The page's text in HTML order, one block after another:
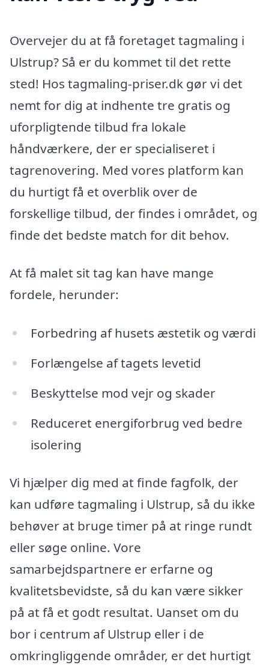
Overvejer du at få foretaget tagmaling i
Ulstrup? Så er du kommet til det rette
sted! Hos tagmaling-priser.dk gør vi det
nemt for dig at indhente tre gratis og
uforpligtende tilbud fra lokale
håndværkere, der er specialiseret i
tagrenovering. Med vores platform kan
du hurtigt få et overblik over de
forskellige tilbud, der findes i området, og
finde det bedste match for dit behov.
At få malet sit tag kan have mange
fordele, herunder:
Forbedring af husets æstetik og værdi
Forlængelse af tagets levetid
Beskyttelse mod vejr og skader
Reduceret energiforbrug ved bedre
isolering
Vi hjælper dig med at finde fagfolk, der
kan udføre tagmaling i Ulstrup, så du ikke
behøver at bruge timer på at ringe rundt
eller søge online. Vore
samarbejdspartnere er erfarne og
kvalitetsbevidste, så du kan være sikker
på at få et godt resultat. Uanset om du
bor i centrum af Ulstrup eller i de
omkringliggende områder, er det hurtigt